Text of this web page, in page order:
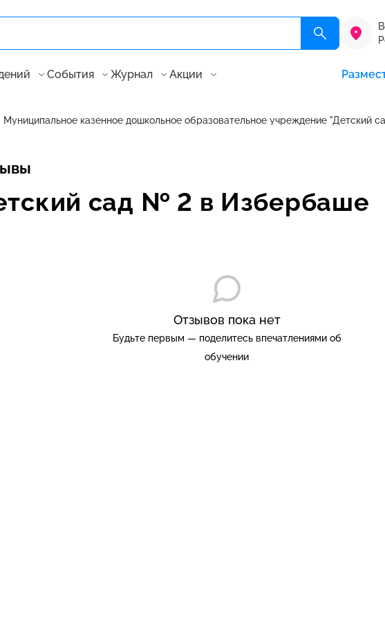
События Журнал Акции
Муниципальное казенное дошкольное образовательное учреждение "Детский
сад № 2 в Избербаше
Отзывов пока нет
Будьте первым — поделитесь впечатлениями об
обучении